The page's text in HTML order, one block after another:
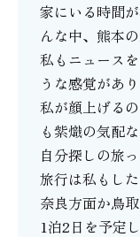
家にいる時間
んな中、熊本の
私もニュース
うな感覚があ
私が顔上げる
も紫熾の気配
自分探しの旅
旅行は私もし
奈良方面か鳥
1泊2日を予定